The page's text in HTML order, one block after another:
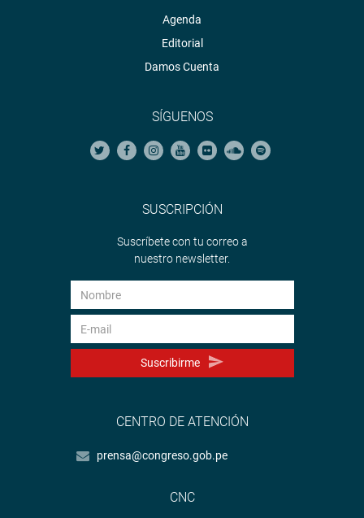
Agenda
Editorial
Damos Cuenta
SÍGUENOS
SUSCRIPCIÓN
Suscríbete con tu correo a
nuestro newsletter.
Suscribirme
CENTRO DE ATENCIÓN
prensa@congreso.gob.pe
CNC